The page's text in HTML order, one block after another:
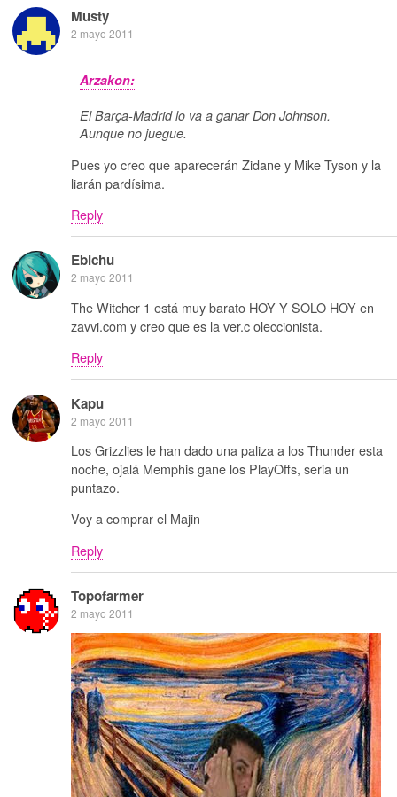
Musty
2 mayo 2011
Arzakon:
El Barça-Madrid lo va a ganar Don Johnson.
Aunque no juegue.
Pues yo creo que aparecerán Zidane y Mike Tyson y la
liarán pardísima.
Reply
Ebichu
2 mayo 2011
The Witcher 1 está muy barato HOY Y SOLO HOY en
zavvi.com y creo que es la ver.c oleccionista.
Reply
Kapu
2 mayo 2011
Los Grizzlies le han dado una paliza a los Thunder esta
noche, ojalá Memphis gane los PlayOffs, seria un
puntazo.
Voy a comprar el Majin
Reply
Topofarmer
2 mayo 2011